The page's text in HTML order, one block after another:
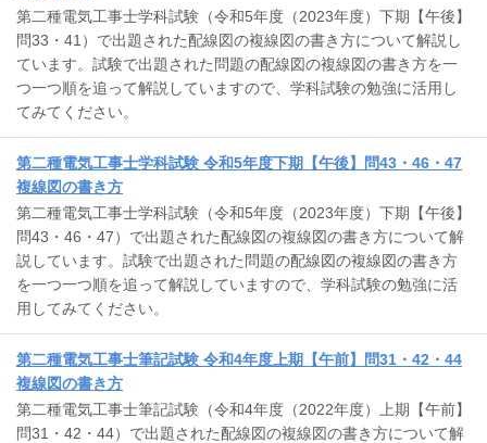
第二種電気工事士学科試験（令和5年度（2023年度）下期【午後】
問33・41）で出題された配線図の複線図の書き方について解説し
ています。試験で出題された問題の配線図の複線図の書き方を一
つ一つ順を追って解説していますので、学科試験の勉強に活用し
てみてください。
第二種電気工事士学科試験 令和5年度下期【午後】問43・46・47
複線図の書き方
第二種電気工事士学科試験（令和5年度（2023年度）下期【午後】
問43・46・47）で出題された配線図の複線図の書き方について解
説しています。試験で出題された問題の配線図の複線図の書き方
を一つ一つ順を追って解説していますので、学科試験の勉強に活
用してみてください。
第二種電気工事士筆記試験 令和4年度上期【午前】問31・42・44
複線図の書き方
第二種電気工事士筆記試験（令和4年度（2022年度）上期【午前】
問31・42・44）で出題された配線図の複線図の書き方について解